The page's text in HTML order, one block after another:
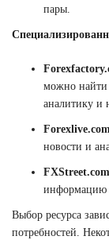
пары.
можно найти
аналитику и
новости и
информацию
Выбор ресурса
потребностей.